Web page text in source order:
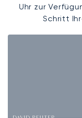
Uhr zur
Schritt